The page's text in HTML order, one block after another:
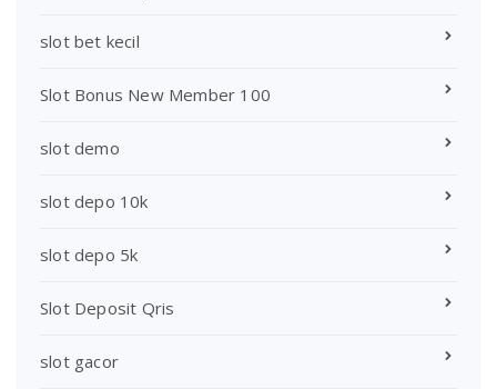
slot bet kecil
Slot Bonus New Member 100
slot demo
slot depo 10k
slot depo 5k
Slot Deposit Qris
slot gacor